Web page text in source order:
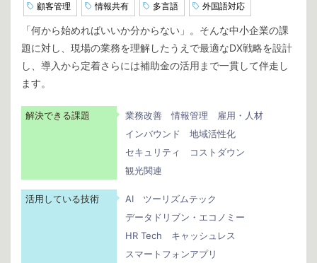
顧客管理 情報共有 多言語 外国語対応
「何から始めればいいか分からない」。そんな中小企業の課
題に対し、現場の業務を理解したうえで最適なDX戦略を設計
し、導入から定着さらには補助金の活用まで一貫して伴走し
ます。
解決できる課題 業務改善 情報管理
雇用・人材
インバウンド
地域活性化
セキュリティ
コストダウン
観光関連
活用している技術 AI
ツーリズムテック
データドリブン・エコノミー
HR Tech
キャッシュレス
スマートフォンアプリ